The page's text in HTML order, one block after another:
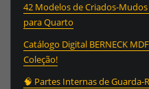
42 Modelos de Criados-
para Quarto
Catálogo Digital BERNECK
Coleção!
🧠 Partes Internas de Guarda-